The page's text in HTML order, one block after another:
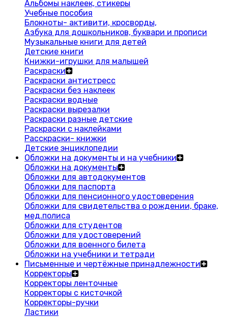
Альбомы наклеек, стикеры
Учебные пособия
Блокноты- активити, кросворды,
Азбука для дошкольников, буквари и прописи
Музыкальные книги для детей
Детские книги
Книжки-игрушки для малышей
Раскраски
Раскраски антистресс
Раскраски без наклеек
Раскраски водные
Раскраски вырезалки
Раскраски разные детские
Раскраски с наклейками
Расскраски- книжки
Детские энциклопедии
Обложки на документы и на учебники
Обложки на документы
Обложки для автодокументов
Обложки для паспорта
Обложки для пенсионного удостоверения
Обложки для свидетельства о рождении, браке,
мед.полиса
Обложки для студентов
Обложки для удостоверений
Обложки для военного билета
Обложки на учебники и тетради
Письменные и чертёжные принадлежности
Корректоры
Корректоры ленточные
Корректоры с кисточкой
Корректоры-ручки
Ластики